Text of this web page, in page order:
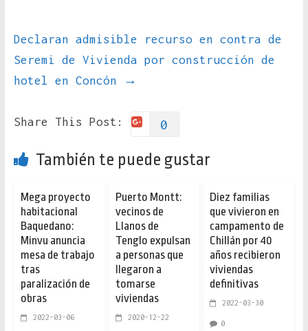
Declaran admisible recurso en contra de
Seremi de Vivienda por construcción de
hotel en Concón
→
Share This Post: 0
También te puede gustar
Mega proyecto
habitacional
Baquedano:
Minvu anuncia
mesa de trabajo
tras
paralización de
obras
2022-03-06
Puerto Montt:
vecinos de
Llanos de
Tenglo expulsan
a personas que
llegaron a
tomarse
viviendas
2020-12-22
Diez familias
que vivieron en
campamento de
Chillán por 40
años recibieron
viviendas
definitivas
2022-03-30
0